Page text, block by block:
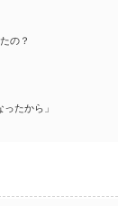
の？
たから」